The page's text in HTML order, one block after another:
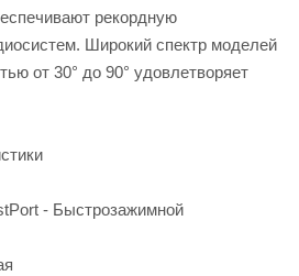
рекордную
Широкий спектр моделей
от 30° до 90° удовлетворяет
- Быстрозажимной